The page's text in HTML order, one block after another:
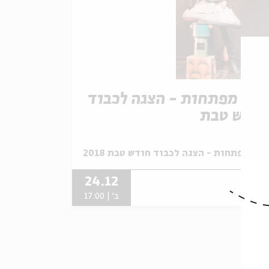
מרק מפתחות - הצגה לכבוד
חודש טבת
מרק מפתחות - הצגה לכבוד חודש טבת 2018
24.12
ב' | 17:00